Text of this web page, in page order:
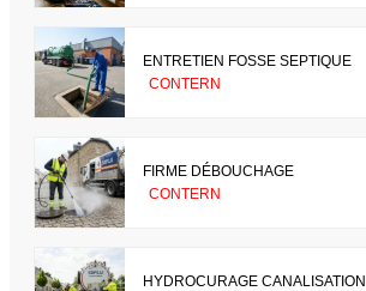
ENTRETIEN FOSSE SEPTIQUE
CONTERN
FIRME DÉBOUCHAGE
CONTERN
HYDROCURAGE CANALISATION